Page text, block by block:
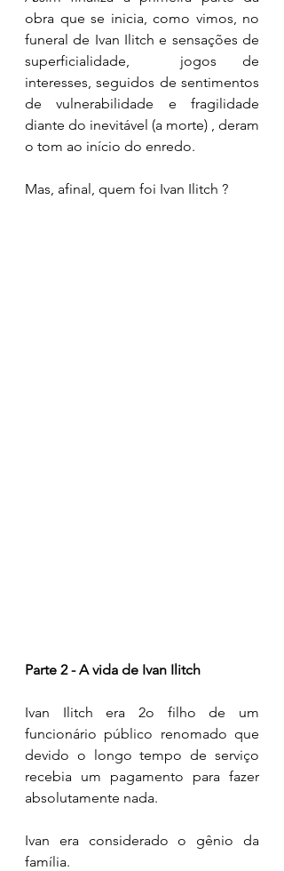
obra que se inicia, como vimos, no
funeral de Ivan Ilitch e sensações de
superficialidade,  jogos de
interesses, seguidos de sentimentos
de vulnerabilidade e fragilidade
diante do inevitável (a morte) , deram
o tom ao início do enredo.
Mas, afinal, quem foi Ivan Ilitch ?
Parte 2 - A vida de Ivan Ilitch
Ivan Ilitch era 2o filho de um
funcionário público renomado que
devido o longo tempo de serviço
recebia um pagamento para fazer
absolutamente nada.
Ivan era considerado o gênio da
família.